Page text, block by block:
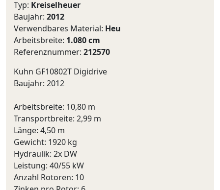
Typ: Kreiselheuer
Baujahr: 2012
Verwendbares Material: Heu
Arbeitsbreite: 1.080 cm
Referenznummer: 212570
Kuhn GF10802T Digidrive
Baujahr: 2012
Arbeitsbreite: 10,80 m
Transportbreite: 2,99 m
Länge: 4,50 m
Gewicht: 1920 kg
Hydraulik: 2x DW
Leistung: 40/55 kW
Anzahl Rotoren: 10